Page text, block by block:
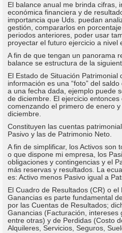
El balance anual me brinda cifras,
económica financiera y de
importancia que Uds. puedan
gestión, compararlos en
periodos anteriores, poder usar
proyectar el futuro ejercicio a nivel
A fin de que tengan un panorama
balance se estructura de la
El Estado de Situación Patrimonial
información es una “foto” del
a una fecha dada, ejemplo puede
de diciembre. El ejercicio entonces
comenzando el primero de enero
diciembre.
Constituyen las cuentas
Pasivo y las de Patrimonio Neto.
A fin de simplificar, los Activos son
o que dispone mi empresa, los
obligaciones y contingencias y el
más reservas y resultados. La
es: Activo menos Pasivo igual a
El Cuadro de Resultados (CR) o el
Ganancias es parte fundamental
por las Cuentas de Resultados;
Ganancias (Facturación, intereses
entre otras) y de Perdidas (Costo
Alquileres, Servicios, Seguros,